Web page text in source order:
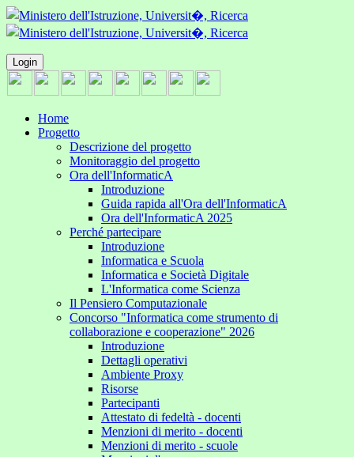
Login
Home
Progetto
Descrizione del progetto
Monitoraggio del progetto
Ora dell'InformaticA
Introduzione
Guida rapida all'Ora dell'InformaticA
Ora dell'InformaticA 2025
Perché partecipare
Introduzione
Informatica e Scuola
Informatica e Società Digitale
L'Informatica come Scienza
Il Pensiero Computazionale
Concorso "Informatica come strumento di
collaborazione e cooperazione" 2026
Introduzione
Dettagli operativi
Ambiente Proxy
Risorse
Partecipanti
Attestato di fedeltà - docenti
Menzioni di merito - docenti
Menzioni di merito - scuole